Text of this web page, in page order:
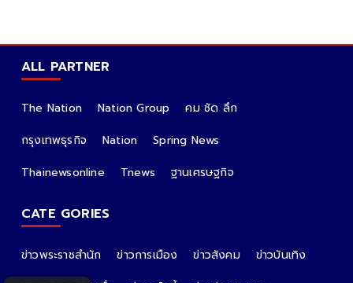
ALL PARTNER
The Nation Nation Group
คม ชัด ลึก
กรุงเทพธุรกิจ
Nation
Spring News
Thainewsonline
Tnews ฐานเศรษฐกิจ
CATE GORIES
ข่าวพระราชสำนัก ข่าวการเมือง ข่าวสังคม
ข่าวบันเทิง